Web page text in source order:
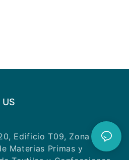
US
Edificio T09, Zona
Materias Primas y